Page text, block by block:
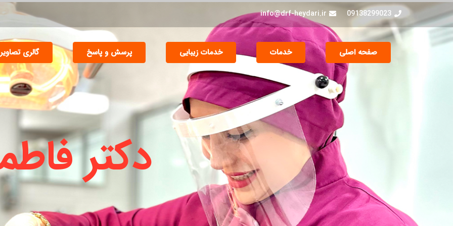
09138299023
info@drf-heydari.ir
صفحه اصلی خدمات خدمات زیبایی پرسش و پاسخ گالری تصاویر
دکتر